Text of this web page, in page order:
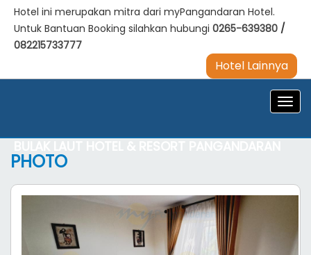
Hotel ini merupakan mitra dari myPangandaran Hotel.
Untuk Bantuan Booking silahkan hubungi 0265-639380 /
082215733777
Hotel Lainnya
PHOTO